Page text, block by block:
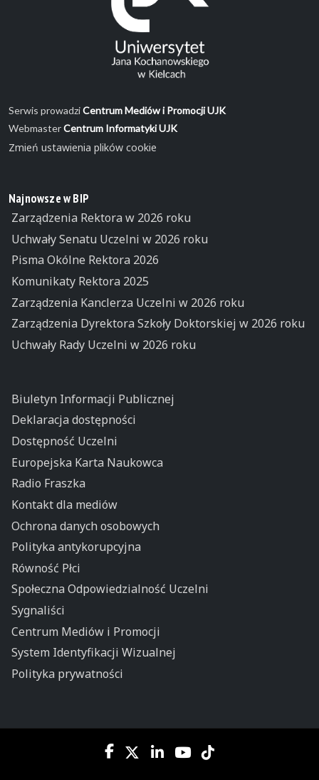
Serwis prowadziCentrum Mediów i Promocji UJK
WebmasterCentrum Informatyki UJK
Zmień ustawienia plików cookie
Najnowsze w BIP
Zarządzenia Rektora w 2026 roku
Uchwały Senatu Uczelni w 2026 roku
Pisma Okólne Rektora 2026
Komunikaty Rektora 2025
Zarządzenia Kanclerza Uczelni w 2026 roku
Zarządzenia Dyrektora Szkoły Doktorskiej w 2026 roku
Uchwały Rady Uczelni w 2026 roku
Biuletyn Informacji Publicznej
Deklaracja dostępności
Dostępność Uczelni
Europejska Karta Naukowca
Radio Fraszka
Kontakt dla mediów
Ochrona danych osobowych
Polityka antykorupcyjna
Równość Płci
Społeczna Odpowiedzialność Uczelni
Sygnaliści
Centrum Mediów i Promocji
System Identyfikacji Wizualnej
Polityka prywatności